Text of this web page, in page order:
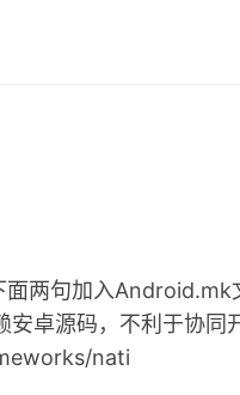
两句加入
卓源码，不利于协同
nati